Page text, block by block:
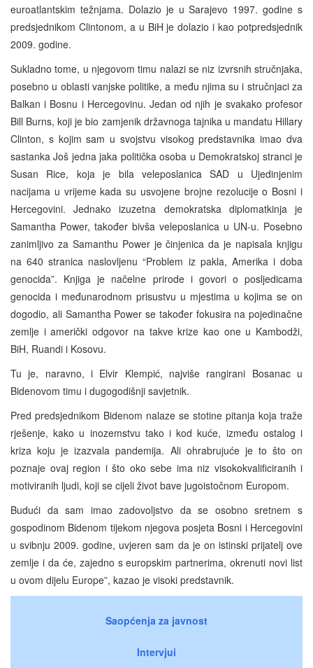
euroatlantskim težnjama. Dolazio je u Sarajevo 1997. godine s
predsjednikom Clintonom, a u BiH je dolazio i kao potpredsjednik
2009. godine.
Sukladno tome, u njegovom timu nalazi se niz izvrsnih stručnjaka,
posebno u oblasti vanjske politike, a među njima su i stručnjaci za
Balkan i Bosnu i Hercegovinu. Jedan od njih je svakako profesor
Bill Burns, koji je bio zamjenik državnoga tajnika u mandatu Hillary
Clinton, s kojim sam u svojstvu visokog predstavnika imao dva
sastanka Još jedna jaka politička osoba u Demokratskoj stranci je
Susan Rice, koja je bila veleposlanica SAD u Ujedinjenim
nacijama u vrijeme kada su usvojene brojne rezolucije o Bosni i
Hercegovini. Jednako izuzetna demokratska diplomatkinja je
Samantha Power, također bivša veleposlanica u UN-u. Posebno
zanimljivo za Samanthu Power je činjenica da je napisala knjigu
na 640 stranica naslovljenu “Problem iz pakla, Amerika i doba
genocida”. Knjiga je načelne prirode i govori o posljedicama
genocida i međunarodnom prisustvu u mjestima u kojima se on
dogodio, ali Samantha Power se također fokusira na pojedinačne
zemlje i američki odgovor na takve krize kao one u Kambodži,
BiH, Ruandi i Kosovu.
Tu je, naravno, i Elvir Klempić, najviše rangirani Bosanac u
Bidenovom timu i dugogodišnji savjetnik.
Pred predsjednikom Bidenom nalaze se stotine pitanja koja traže
rješenje, kako u inozemstvu tako i kod kuće, između ostalog i
kriza koju je izazvala pandemija. Ali ohrabrujuće je to što on
poznaje ovaj region i što oko sebe ima niz visokokvalificiranih i
motiviranih ljudi, koji se cijeli život bave jugoistočnom Europom.
Budući da sam imao zadovoljstvo da se osobno sretnem s
gospodinom Bidenom tijekom njegova posjeta Bosni i Hercegovini
u svibnju 2009. godine, uvjeren sam da je on istinski prijatelj ove
zemlje i da će, zajedno s europskim partnerima, okrenuti novi list
u ovom dijelu Europe”, kazao je visoki predstavnik.
Saopćenja za javnost
Intervjui